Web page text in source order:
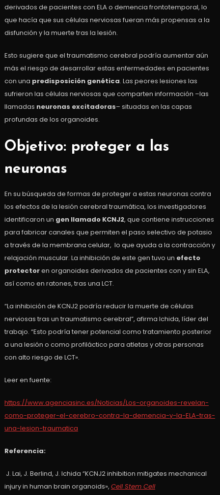
derivados de pacientes con ELA o demencia frontotemporal, lo
que hacía que sus células nerviosas fueran más propensas a la
disfunción y la muerte tras la lesión.
Esto sugiere que el traumatismo cerebral podría aumentar aún
más el riesgo de desarrollar estas enfermedades en pacientes
con una predisposición genética. Las peores lesiones las
sufrieron las células nerviosas que comparten información –las
llamadas neuronas excitadoras– situadas en las capas
profundas de los organoides.
Objetivo: proteger a las
neuronas
En su búsqueda de formas de proteger a estas neuronas contra
los efectos de la lesión cerebral traumática, los investigadores
identificaron un gen llamado KCNJ2, que contiene instrucciones
para fabricar canales que permiten el paso selectivo de potasio
a través de la membrana celular, lo que ayuda a la contracción y
relajación muscular. La inhibición de este gen tuvo un efecto
protectoren organoides derivados de pacientes con y sin ELA,
así como en ratones, tras una LCT.
“La inhibición de KCNJ2 podría reducir la muerte de células
nerviosas tras un traumatismo cerebral”, afirma Ichida, líder del
trabajo. “Esto podría tener potencial como tratamiento posterior
a una lesión o como profiláctico para atletas y otras personas
con alto riesgo de LCT».
Leer en fuente:
https://www.agenciasinc.es/Noticias/Los-organoides-revelan-
como-proteger-el-cerebro-contra-la-demencia-y-la-ELA-tras-
una-lesion-traumatica
Referencia:
J. Lai, J. Berlind, J. Ichida “KCNJ2 inhibition mitigates mechanical
injury in human brain organoids», Cell Stem Cell